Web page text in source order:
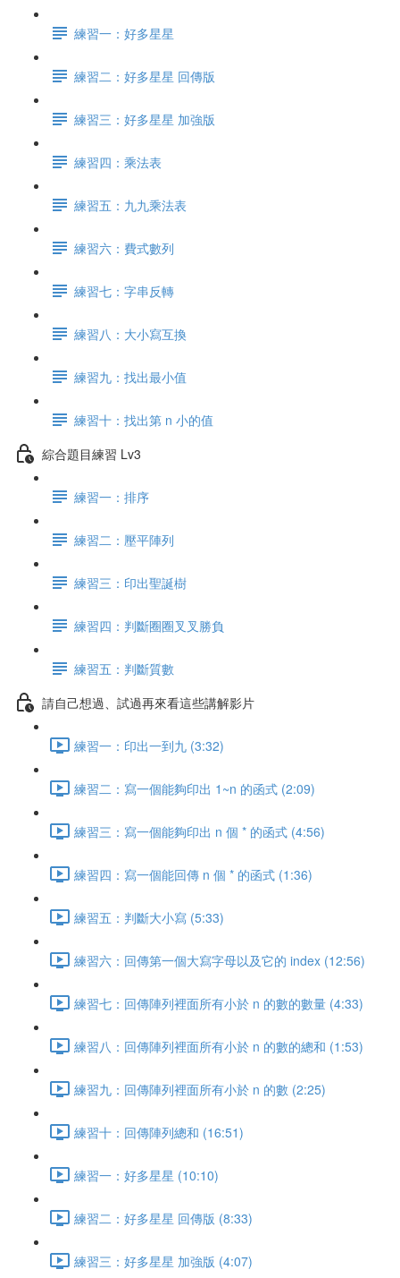
練習一：好多星星
練習二：好多星星 回傳版
練習三：好多星星 加強版
練習四：乘法表
練習五：九九乘法表
練習六：費式數列
練習七：字串反轉
練習八：大小寫互換
練習九：找出最小值
練習十：找出第 n 小的值
綜合題目練習 Lv3
練習一：排序
練習二：壓平陣列
練習三：印出聖誕樹
練習四：判斷圈圈叉叉勝負
練習五：判斷質數
請自己想過、試過再來看這些講解影片
練習一：印出一到九 (3:32)
練習二：寫一個能夠印出 1~n 的函式 (2:09)
練習三：寫一個能夠印出 n 個 * 的函式 (4:56)
練習四：寫一個能回傳 n 個 * 的函式 (1:36)
練習五：判斷大小寫 (5:33)
練習六：回傳第一個大寫字母以及它的 index (12:56)
練習七：回傳陣列裡面所有小於 n 的數的數量 (4:33)
練習八：回傳陣列裡面所有小於 n 的數的總和 (1:53)
練習九：回傳陣列裡面所有小於 n 的數 (2:25)
練習十：回傳陣列總和 (16:51)
練習一：好多星星 (10:10)
練習二：好多星星 回傳版 (8:33)
練習三：好多星星 加強版 (4:07)